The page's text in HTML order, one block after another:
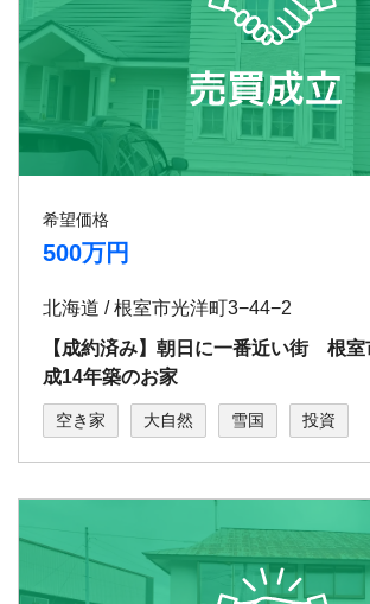
希望価格
500万円
北海道 / 根室市光洋町3−44−2
【成約済み】朝日に一番近い街 根室
成14年築のお家
空き家 大自然 雪国 投資